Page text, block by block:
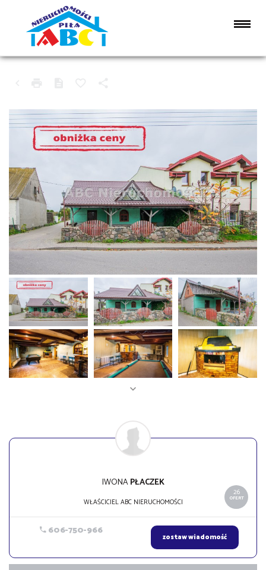
CHODZIEŻ, NIETUSZKOWO
LOKAL NA SPRZEDAŻ
26
OFERT
IWONAPŁACZEK
WŁAŚCICIEL ABC NIERUCHOMOŚCI
606-750-966 zostaw wiadomość